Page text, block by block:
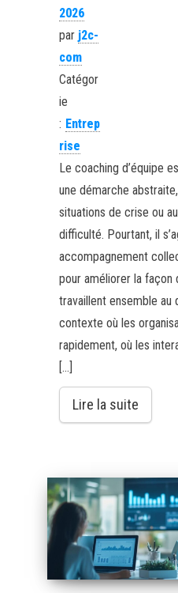
2026
par j2c-
com
Catégor
ie
: Entrep
rise
Le coaching d’équipe
une démarche
situations de crise ou
difficulté. Pourtant, il
accompagnement
pour améliorer la façon
travaillent ensemble au
contexte où les
rapidement, où les
[…]
Lire la suite